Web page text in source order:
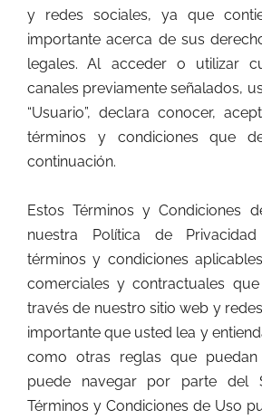
y redes sociales, ya que
importante acerca de sus
legales. Al acceder o utilizar
canales previamente señalados,
“Usuario”, declara conocer,
términos y condiciones que
continuación.
Estos Términos y Condiciones
nuestra Política de
términos y condiciones
comerciales y contractuales
través de nuestro sitio web y
importante que usted lea y
como otras reglas que puedan
puede navegar por parte del
Términos y Condiciones de Uso